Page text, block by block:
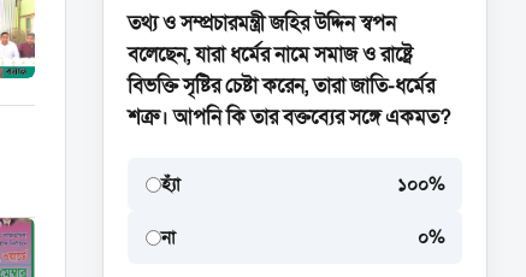
তথ্য ও সম্প্রচারমন্ত্রী জহির উদ্দিন স্বপন
বলেছেন, যারা ধর্মের নামে সমাজ ও রাষ্ট্রে
বিভক্তি সৃষ্টির চেষ্টা করেন, তারা জাতি-ধর্মের
শত্রু। আপনি কি তার বক্তব্যের সঙ্গে একমত?
হ্যাঁ ১০০%
না ০%